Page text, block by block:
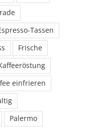
Tassen
Frische
einfrieren
Palermo